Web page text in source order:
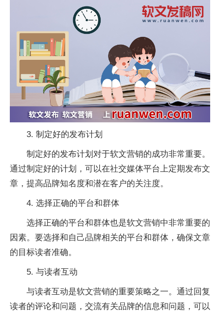
3. 制定好的发布计划
制定好的发布计划对于软文营销的成功非常重要。
通过制定好的计划，可以在社交媒体平台上定期发布文
章，提高品牌知名度和潜在客户的关注度。
4. 选择正确的平台和群体
选择正确的平台和群体也是软文营销中非常重要的
因素。要选择和自己品牌相关的平台和群体，确保文章
的目标读者准确。
5. 与读者互动
与读者互动是软文营销的重要策略之一。通过回复
读者的评论和问题，交流有关品牌的信息和问题，可以